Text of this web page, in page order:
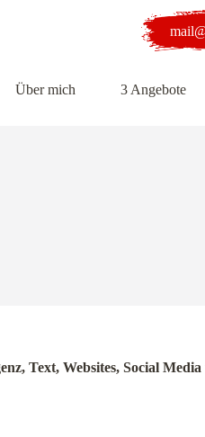
Über mich 3 Angebote
Text, Websites, Social